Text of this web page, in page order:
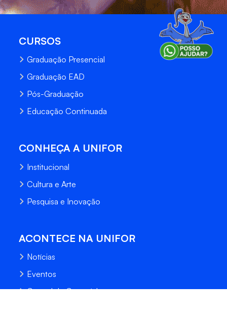
CURSOS
Graduação Presencial
Graduação EAD
Pós-Graduação
Educação Continuada
CONHEÇA A UNIFOR
Institucional
Cultura e Arte
Pesquisa e Inovação
ACONTECE NA UNIFOR
Notícias
Eventos
Central de Conteúdo